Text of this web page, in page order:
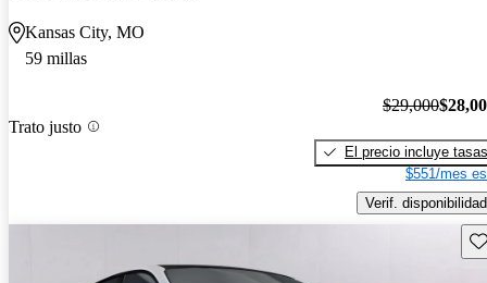
Kansas City, MO
59 millas
Trato justo
$29,000
El precio incluye tasas
$551/mes
Verif. disponibilidad